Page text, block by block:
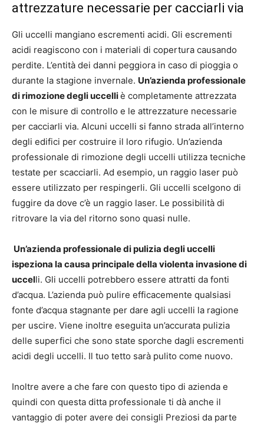
attrezzature necessarie per cacciarli via
Gli uccelli mangiano escrementi acidi. Gli escrementi
acidi reagiscono con i materiali di copertura causando
perdite. L’entità dei danni peggiora in caso di pioggia o
durante la stagione invernale. Un’azienda professionale
di rimozione degli uccelliè completamente attrezzata
con le misure di controllo e le attrezzature necessarie
per cacciarli via. Alcuni uccelli si fanno strada all’interno
degli edifici per costruire il loro rifugio. Un’azienda
professionale di rimozione degli uccelli utilizza tecniche
testate per scacciarli. Ad esempio, un raggio laser può
essere utilizzato per respingerli. Gli uccelli scelgono di
fuggire da dove c’è un raggio laser. Le possibilità di
ritrovare la via del ritorno sono quasi nulle.
Un’azienda professionale di pulizia degli uccelli
ispeziona la causa principale della violenta invasione di
uccelli. Gli uccelli potrebbero essere attratti da fonti
d’acqua. L’azienda può pulire efficacemente qualsiasi
fonte d’acqua stagnante per dare agli uccelli la ragione
per uscire. Viene inoltre eseguita un’accurata pulizia
delle superfici che sono state sporche dagli escrementi
acidi degli uccelli. Il tuo tetto sarà pulito come nuovo.
Inoltre avere a che fare con questo tipo di azienda e
quindi con questa ditta professionale ti dà anche il
vantaggio di poter avere dei consigli Preziosi da parte